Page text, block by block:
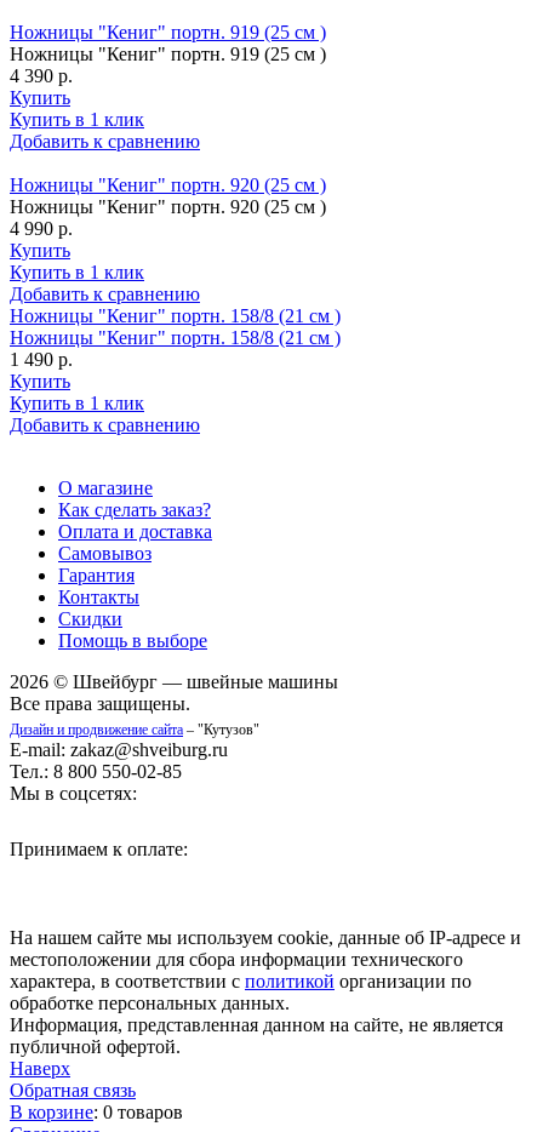
Ножницы "Кениг" портн. 919 (25 см )
Ножницы "Кениг" портн. 919 (25 см )
4 390 р.
Купить
Купить в 1 клик
Добавить к сравнению
Ножницы "Кениг" портн. 920 (25 см )
Ножницы "Кениг" портн. 920 (25 см )
4 990 р.
Купить
Купить в 1 клик
Добавить к сравнению
Ножницы "Кениг" портн. 158/8 (21 см )
Ножницы "Кениг" портн. 158/8 (21 см )
1 490 р.
Купить
Купить в 1 клик
Добавить к сравнению
О магазине
Как сделать заказ?
Оплата и доставка
Самовывоз
Гарантия
Контакты
Скидки
Помощь в выборе
2026 © Швейбург — швейные машины
Все права защищены.
Дизайн и продвижение сайта – "Кутузов"
E-mail: zakaz@shveiburg.ru
Тел.: 8 800 550-02-85
Мы в соцсетях:
Принимаем к оплате:
На нашем сайте мы используем cookie, данные об IP-адресе и
местоположении для сбора информации технического
характера, в соответствии с политикой организации по
обработке персональных данных.
Информация, представленная данном на сайте, не является
публичной офертой.
Наверх
Обратная связь
В корзине: 0 товаров